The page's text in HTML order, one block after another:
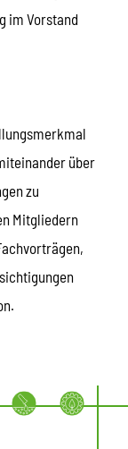
im Vorstand
über
zu
Mitgliedern